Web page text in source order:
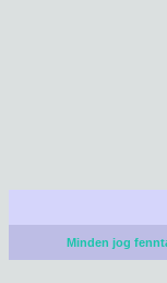
Minden jog